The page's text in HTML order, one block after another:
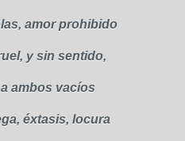
amor prohibido
y sin sentido,
ambos vacíos
éxtasis, locura